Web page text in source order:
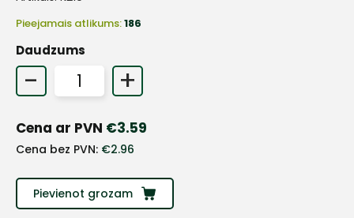
Pieejamais atlikums:186
Daudzums
- +
Cena ar PVN €3.59
Cena bez PVN: €2.96
Pievienot grozam+